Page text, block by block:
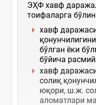
ЭҲФ хавф
тоифаларга
хавф
бўлган ёки
бўйича
хавф
солиқ
юқори, ш.ж.
аломатлари